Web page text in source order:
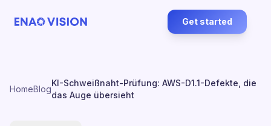
Get started
HomeBlog
KI-Schweißnaht-Prüfung: AWS-D1.1-Defekte, die
das Auge übersieht